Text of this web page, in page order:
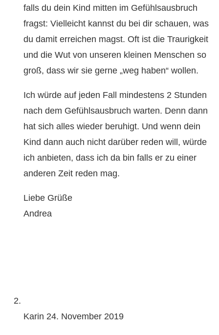
falls du dein Kind mitten im Gefühlsausbruch
fragst: Vielleicht kannst du bei dir schauen, was
du damit erreichen magst. Oft ist die Traurigkeit
und die Wut von unseren kleinen Menschen so
groß, dass wir sie gerne „weg haben“ wollen.
Ich würde auf jeden Fall mindestens 2 Stunden
nach dem Gefühlsausbruch warten. Denn dann
hat sich alles wieder beruhigt. Und wenn dein
Kind dann auch nicht darüber reden will, würde
ich anbieten, dass ich da bin falls er zu einer
anderen Zeit reden mag.
Liebe Grüße
Andrea
Karin 24. November 2019